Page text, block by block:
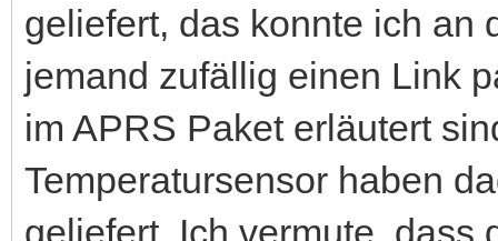
geliefert, das konnte ich an
jemand zufällig einen Link
im APRS Paket erläutert
Temperatursensor haben
geliefert. Ich vermute, dass